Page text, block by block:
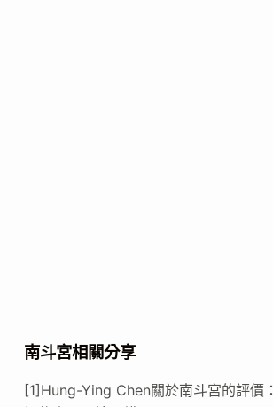
南斗宮相關分享
[1]Hung-Ying Chen關於南斗宮的評價：